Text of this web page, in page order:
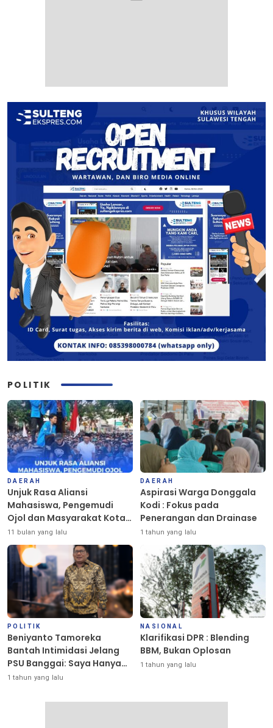
POLITIK
DAERAH
Unjuk Rasa Aliansi
Mahasiswa, Pengemudi
Ojol dan Masyarakat Kota
Palu Berlangsung Damai
11 bulan yang lalu
DAERAH
Aspirasi Warga Donggala
Kodi : Fokus pada
Penerangan dan Drainase
1 tahun yang lalu
POLITIK
Beniyanto Tamoreka
Bantah Intimidasi Jelang
PSU Banggai: Saya Hanya
Ingin Redakan Suasana
1 tahun yang lalu
NASIONAL
Klarifikasi DPR : Blending
BBM, Bukan Oplosan
1 tahun yang lalu